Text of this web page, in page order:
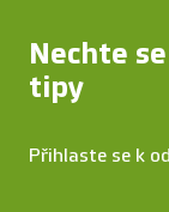
Nechte
tipy
Přihlaste se k